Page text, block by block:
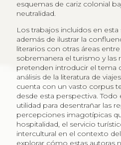
esquemas de cariz colonial
neutralidad.
Los trabajos incluidos en
además de ilustrar la
literarios con otras áreas
sobremanera el turismo y las
pretenden introducir el tema
análisis de la literatura de
cuenta con un vasto corpus
desde esta perspectiva.
utilidad para desentrañar las
percepciones imagotípicas
hospitalidad, el servicio
intercultural en el contexto
explorar cómo estas autoras